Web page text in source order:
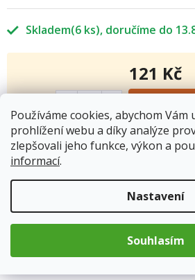
Používáme cookies, abychom
prohlížení webu a díky analýze
zlepšovali jeho funkce, výkon a
informací.
Nastavení
Souhlasím
Skladem(6 ks)
Kód produktu:
121 Kč
Měrná